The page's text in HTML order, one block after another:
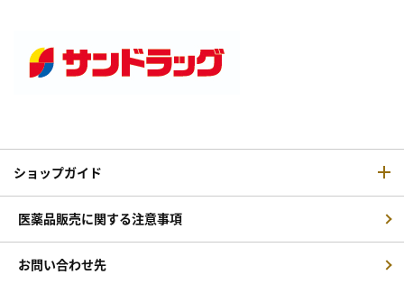
ショップガイド
医薬品販売に関する注意事項
お問い合わせ先